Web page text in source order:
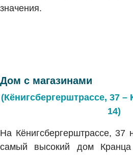
значения.
Дом с магазинами
(Кёнигсбергерштрассе, 37 –
14)
На Кёнигсбергерштрассе, 37
самый высокий дом